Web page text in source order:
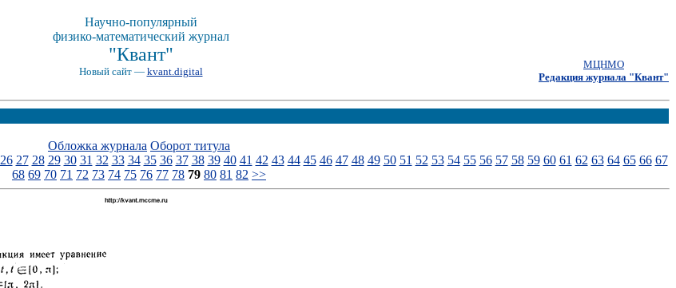
Научно-популярный
физико-математический журнал
"Квант"
Новый сайт — kvant.digital
МЦНМО
Редакция журнала "Квант"
Обложка журнала Оборот титула
26 27 28 29 30 31 32 33 34 35 36 37 38 39 40 41 42 43 44 45 46 47 48 49 50 51 52 53 54 55 56 57 58 59 60 61 62 63 64 65 66 67
68 69 70 71 72 73 74 75 76 77 78 79 80 81 82 >>